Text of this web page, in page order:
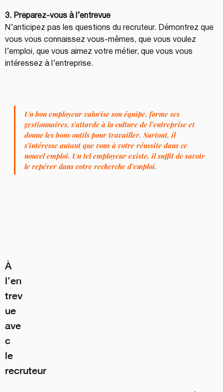
3. Préparez-vous à l’entrevue
N’anticipez pas les questions du recruteur. Démontrez que
vous vous connaissez vous-mêmes, que vous voulez
l’emploi, que vous aimez votre métier, que vous vous
intéressez à l’entreprise.
Un bon employeur valorise son équipe, forme ses
gestionnaires, s’attarde à la culture de l’entreprise et
donne les bons outils pour travailler. Surtout, il
s’intéresse autant que vous à votre réussite dans ce
nouvel emploi. Un tel employeur existe, il suffit de savoir
le repérer dans votre recherche d’emploi.
À
l’en
trev
ue
ave
c
le
recruteur